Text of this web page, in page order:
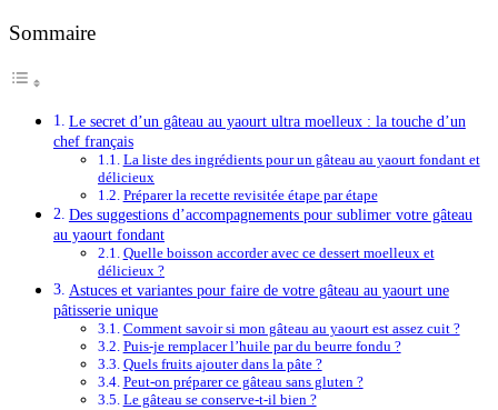
Sommaire
Le secret d’un gâteau au yaourt ultra moelleux : la touche d’un
chef français
La liste des ingrédients pour un gâteau au yaourt fondant et
délicieux
Préparer la recette revisitée étape par étape
Des suggestions d’accompagnements pour sublimer votre gâteau
au yaourt fondant
Quelle boisson accorder avec ce dessert moelleux et
délicieux ?
Astuces et variantes pour faire de votre gâteau au yaourt une
pâtisserie unique
Comment savoir si mon gâteau au yaourt est assez cuit ?
Puis-je remplacer l’huile par du beurre fondu ?
Quels fruits ajouter dans la pâte ?
Peut-on préparer ce gâteau sans gluten ?
Le gâteau se conserve-t-il bien ?